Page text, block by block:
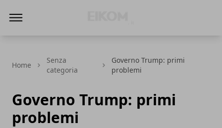
Home
Senza
categoria
Governo Trump: primi
problemi
Governo Trump: primi
problemi